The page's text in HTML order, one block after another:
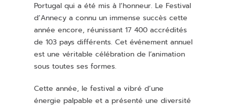
Portugal qui a été mis à l’honneur. Le Festival
d’Annecy a connu un immense succès cette
année encore, réunissant 17 400 accrédités
de 103 pays différents. Cet événement annuel
est une véritable célébration de l’animation
sous toutes ses formes.
Cette année, le festival a vibré d’une
énergie palpable et a présenté une diversité